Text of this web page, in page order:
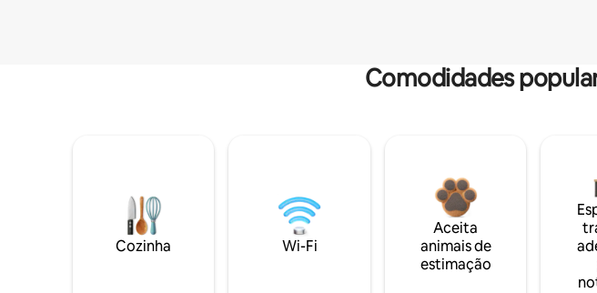
Comodidades
Cozinha Wi-Fi
Aceita
animais de
estimação